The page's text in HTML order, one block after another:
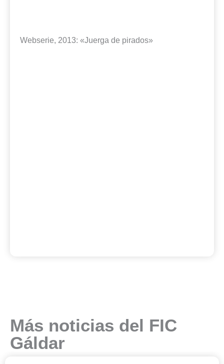
Webserie, 2013: «Juerga de pirados»
Más noticias del FIC
Gáldar